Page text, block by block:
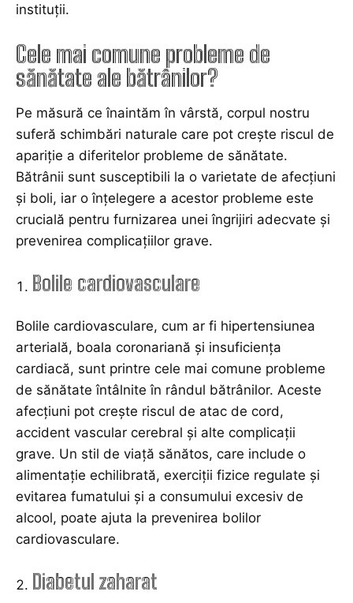
instituții.
Cele mai comune probleme de
sănătate ale bătrânilor?
Pe măsură ce înaintăm în vârstă, corpul nostru
suferă schimbări naturale care pot crește riscul de
apariție a diferitelor probleme de sănătate.
Bătrânii sunt susceptibili la o varietate de afecțiuni
și boli, iar o înțelegere a acestor probleme este
crucială pentru furnizarea unei îngrijiri adecvate și
prevenirea complicațiilor grave.
Bolile cardiovasculare
Bolile cardiovasculare, cum ar fi hipertensiunea
arterială, boala coronariană și insuficiența
cardiacă, sunt printre cele mai comune probleme
de sănătate întâlnite în rândul bătrânilor. Aceste
afecțiuni pot crește riscul de atac de cord,
accident vascular cerebral și alte complicații
grave. Un stil de viață sănătos, care include o
alimentație echilibrată, exerciții fizice regulate și
evitarea fumatului și a consumului excesiv de
alcool, poate ajuta la prevenirea bolilor
cardiovasculare.
Diabetul zaharat